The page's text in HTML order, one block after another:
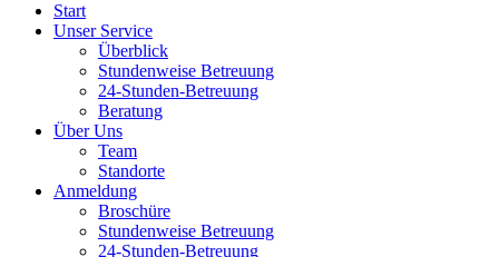
Start
Unser Service
Überblick
Stundenweise Betreuung
24-Stunden-Betreuung
Beratung
Über Uns
Team
Standorte
Anmeldung
Broschüre
Stundenweise Betreuung
24-Stunden-Betreuung